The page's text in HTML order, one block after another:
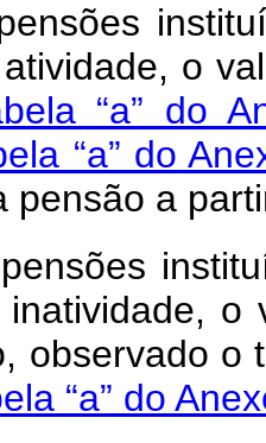
o
“a” do
“a” do
pensão a
observado o
“a” do